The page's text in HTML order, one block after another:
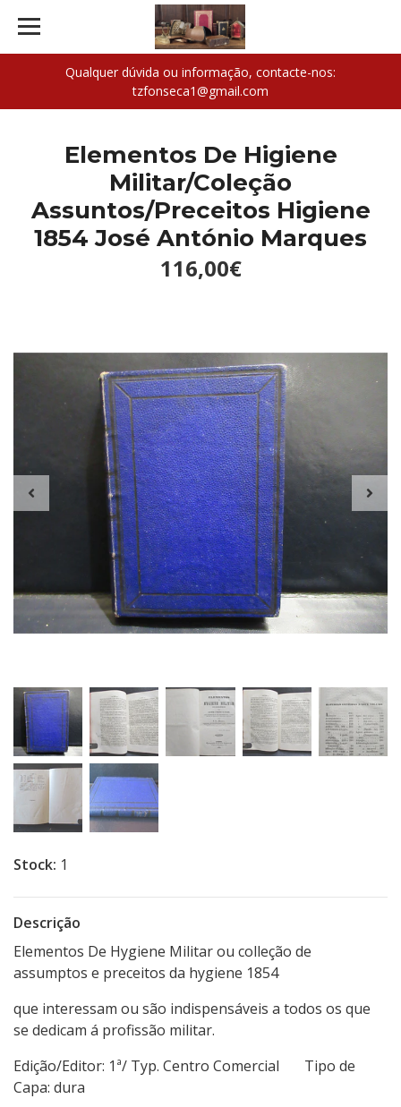
Qualquer dúvida ou informação, contacte-nos:
tzfonseca1@gmail.com
Elementos De Higiene
Militar/Coleção
Assuntos/Preceitos Higiene
1854 José António Marques
116,00€
Stock: 1
Descrição
Elementos De Hygiene Militar ou colleção de
assumptos e preceitos da hygiene 1854
que interessam ou são indispensáveis a todos os que
se dedicam á profissão militar.
Edição/Editor: 1ª/ Typ. Centro Comercial Tipo de
Capa: dura